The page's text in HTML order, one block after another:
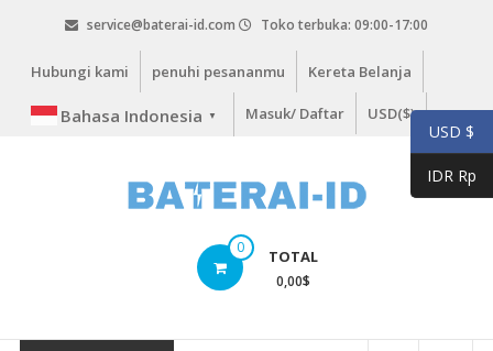
service@baterai-id.com Toko terbuka: 09:00-17:00
Hubungi kami penuhi pesananmu Kereta Belanja
Bahasa Indonesia ▼ Masuk/ Daftar USD($)
id.com
0 TOTAL
0,00$
USD $
IDR Rp